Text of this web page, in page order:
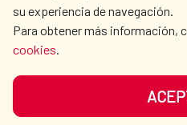
su experiencia de navegación.
Para obtener más información,
cookies.